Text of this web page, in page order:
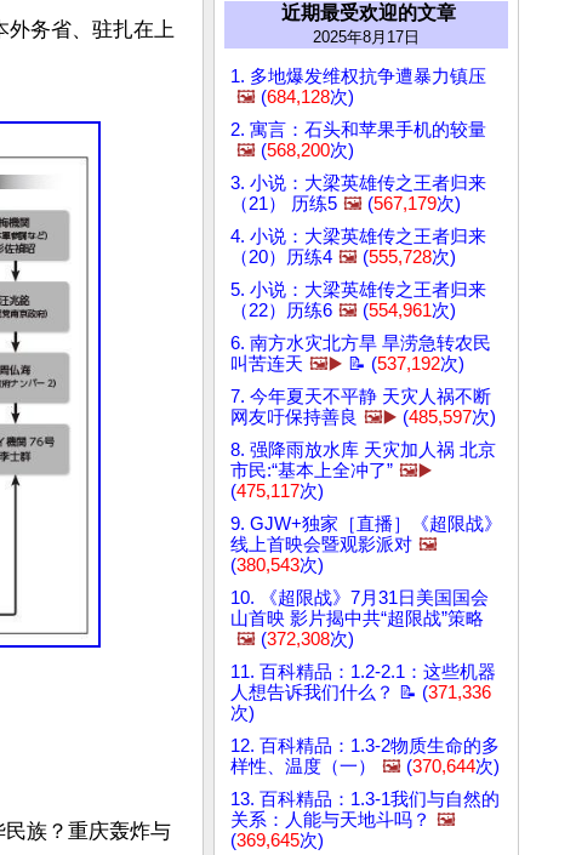
外务省、驻扎在上
族？重庆轰炸与
近期最受欢迎的文章
2025年8月17日
1. 多地爆发维权抗争遭暴力镇压
🖼️ (684,128次)
2. 寓言：石头和苹果手机的较量
🖼️ (568,200次)
3. 小说：大梁英雄传之王者归来
（21） 历练5 🖼️ (567,179次)
4. 小说：大梁英雄传之王者归来
（20）历练4 🖼️ (555,728次)
5. 小说：大梁英雄传之王者归来
（22）历练6 🖼️ (554,961次)
6. 南方水灾北方旱 旱涝急转农民
叫苦连天 🖼️▶️ 📝 (537,192次)
7. 今年夏天不平静 天灾人祸不断
网友吁保持善良 🖼️▶️ (485,597次)
8. 强降雨放水库 天灾加人祸 北京
市民:“基本上全冲了” 🖼️▶️
(475,117次)
9. GJW+独家［直播］《超限战》
线上首映会暨观影派对 🖼️
(380,543次)
10. 《超限战》7月31日美国国会
山首映 影片揭中共“超限战”策略
🖼️ (372,308次)
11. 百科精品：1.2-2.1：这些机器
人想告诉我们什么？ 📝 (371,336
次)
12. 百科精品：1.3-2物质生命的多
样性、温度（一）
🖼️ (370,644次)
13. 百科精品：1.3-1我们与自然的
关系：人能与天地斗吗？ 🖼️
(369,645次)